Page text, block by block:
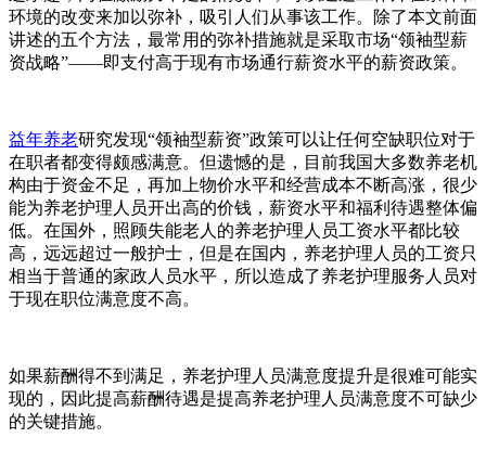
环境的改变来加以弥补，吸引人们从事该工作。除了本文前面
讲述的五个方法，最常用的弥补措施就是采取市场“领袖型薪
资战略”——即支付高于现有市场通行薪资水平的薪资政策。
益年养老研究发现“领袖型薪资”政策可以让任何空缺职位对于
在职者都变得颇感满意。但遗憾的是，目前我国大多数养老机
构由于资金不足，再加上物价水平和经营成本不断高涨，很少
能为养老护理人员开出高的价钱，薪资水平和福利待遇整体偏
低。在国外，照顾失能老人的养老护理人员工资水平都比较
高，远远超过一般护士，但是在国内，养老护理人员的工资只
相当于普通的家政人员水平，所以造成了养老护理服务人员对
于现在职位满意度不高。
如果薪酬得不到满足，养老护理人员满意度提升是很难可能实
现的，因此提高薪酬待遇是提高养老护理人员满意度不可缺少
的关键措施。